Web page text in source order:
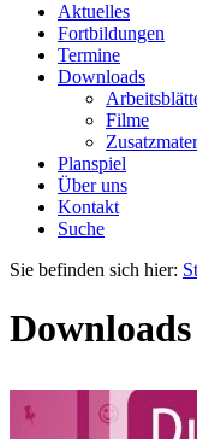
Aktuelles
Fortbildungen
Termine
Downloads
Filme
Planspiel
Über uns
Kontakt
Suche
Sie befinden sich hier:
Downloads